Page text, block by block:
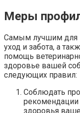
Меры
Самым лучшим для
уход и забота, а
помощь
здоровье вашей
следующих правил:
Соблюдать
рекомендации
здоровья